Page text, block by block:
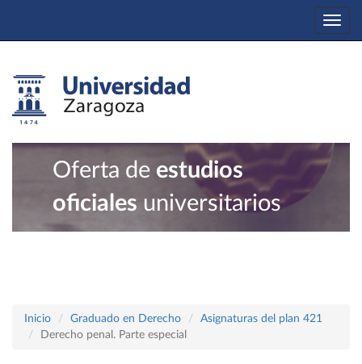
Oferta de estudios
oficiales universitarios
Inicio Graduado en Derecho
Asignaturas del plan 421
Derecho penal. Parte especial